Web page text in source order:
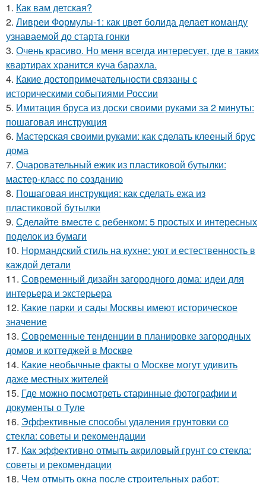
1. Как вам детская?
2. Ливреи Формулы-1: как цвет болида делает команду
узнаваемой до старта гонки
3. Очень красиво. Но меня всегда интересует, где в таких
квартирах хранится куча барахла.
4. Какие достопримечательности связаны с
историческими событиями России
5. Имитация бруса из доски своими руками за 2 минуты:
пошаговая инструкция
6. Мастерская своими руками: как сделать клееный брус
дома
7. Очаровательный ежик из пластиковой бутылки:
мастер-класс по созданию
8. Пошаговая инструкция: как сделать ежа из
пластиковой бутылки
9. Сделайте вместе с ребенком: 5 простых и интересных
поделок из бумаги
10. Нормандский стиль на кухне: уют и естественность в
каждой детали
11. Современный дизайн загородного дома: идеи для
интерьера и экстерьера
12. Какие парки и сады Москвы имеют историческое
значение
13. Современные тенденции в планировке загородных
домов и коттеджей в Москве
14. Какие необычные факты о Москве могут удивить
даже местных жителей
15. Где можно посмотреть старинные фотографии и
документы о Туле
16. Эффективные способы удаления грунтовки со
стекла: советы и рекомендации
17. Как эффективно отмыть акриловый грунт со стекла:
советы и рекомендации
18. Чем отмыть окна после строительных работ: